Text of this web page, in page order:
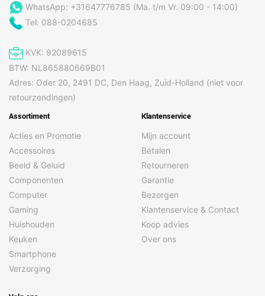
WhatsApp: +31647776785 (Ma. t/m Vr. 09:00 - 14:00)
Tel: 088-0204685
KVK: 92089615
BTW: NL865880669B01
Adres: Oder 20, 2491 DC, Den Haag, Zuid-Holland (niet voor
retourzendingen)
Assortiment
Acties en Promotie
Accessoires
Beeld & Geluid
Componenten
Computer
Gaming
Huishouden
Keuken
Smartphone
Verzorging
Klantenservice
Mijn account
Betalen
Retourneren
Garantie
Bezorgen
Klantenservice & Contact
Koop advies
Over ons